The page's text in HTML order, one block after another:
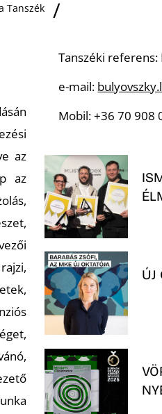
Tanszék
az
az
Tanszéki referens:
e-mail:
Mobil: +36 70 908
ÚJ